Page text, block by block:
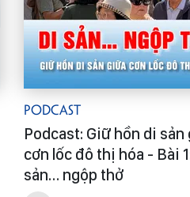
Podcast
Podcast: Giữ hồn di sản
cơn lốc đô thị hóa - Bài
sản… ngộp thở